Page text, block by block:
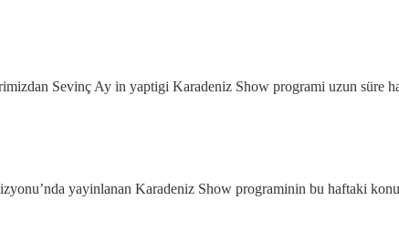
Sevinç Ay in yaptigi Karadeniz Show programi uzun süre
yayinlanan Karadeniz Show programinin bu haftaki